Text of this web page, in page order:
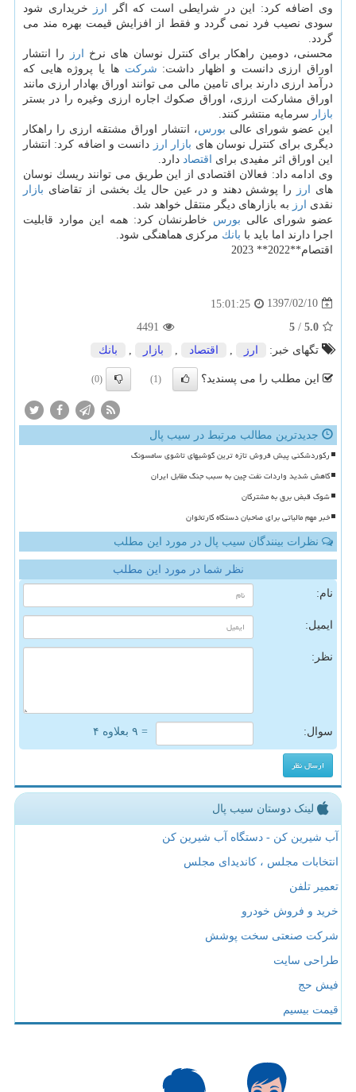
وی اضافه كرد: این در شرایطی است كه اگر ارز
خریداری شود
سودی نصیب فرد نمی گردد و فقط از افزایش قیمت بهره مند می
گردد.
محسنی، دومین راهكار برای كنترل نوسان های نرخ ارز
را انتشار
اوراق ارزی دانست و اظهار داشت: شركت ها یا پروژه هایی كه
درآمد ارزی دارند برای تامین مالی می توانند اوراق بهادار ارزی مانند
اوراق مشاركت ارزی، اوراق صكوك اجاره ارزی وغیره را در بستر
بازار سرمایه منتشر كنند.
این عضو شورای عالی بورس، انتشار اوراق مشتقه ارزی را راهكار
دیگری برای كنترل نوسان های بازار ارز دانست و اضافه كرد: انتشار
این اوراق اثر مفیدی برای اقتصاد دارد.
وی ادامه داد: فعالان اقتصادی از این طریق می توانند ریسك نوسان
های ارز را پوشش دهند و در عین حال یك بخشی از تقاضای بازار
نقدی ارز به بازارهای دیگر منتقل خواهد شد.
عضو شورای عالی بورس خاطرنشان كرد: همه این موارد قابلیت
اجرا دارند اما باید با بانك مركزی هماهنگی شود.
اقتصام**2022** 2023
1397/02/10
15:01:25
5.0
/
5
4491
تگهای خبر:
ارز اقتصاد بازار بانك
این مطلب را می پسندید؟ (1)
(0)
جدیدترین مطالب مرتبط در سیب پال
رکوردشکنی پیش فروش تازه ترین گوشیهای تاشوی سامسونگ
کاهش شدید واردات نفت چین به سبب جنگ مقابل ایران
شوک قبض برق به مشترکان
خبر مهم مالیاتی برای صاحبان دستگاه کارتخوان
نظرات بینندگان سیب پال در مورد این مطلب
نظر شما در مورد این مطلب
نام:
ایمیل:
نظر:
سوال: = ۹ بعلاوه ۴
لینک دوستان سیب پال
آب شیرین کن - دستگاه آب شیرین کن
انتخابات مجلس ، کاندیدای مجلس
تعمیر تلفن
خرید و فروش خودرو
شرکت صنعتی سخت پوشش
طراحی سایت
فیش حج
قیمت بیسیم